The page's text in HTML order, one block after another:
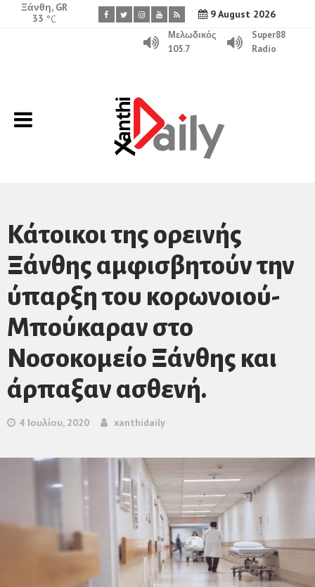
9 August 2026
Ξάνθη, GR
33 °C
Μελωδικός
105.7
Super88
Radio
Κάτοικοι της ορεινής
Ξάνθης αμφισβητούν την
ύπαρξη του κορωνοιού-
Μπούκαραν στο
Νοσοκομείο Ξάνθης και
άρπαξαν ασθενή.
4 Ιουλίου, 2020 xanthidaily